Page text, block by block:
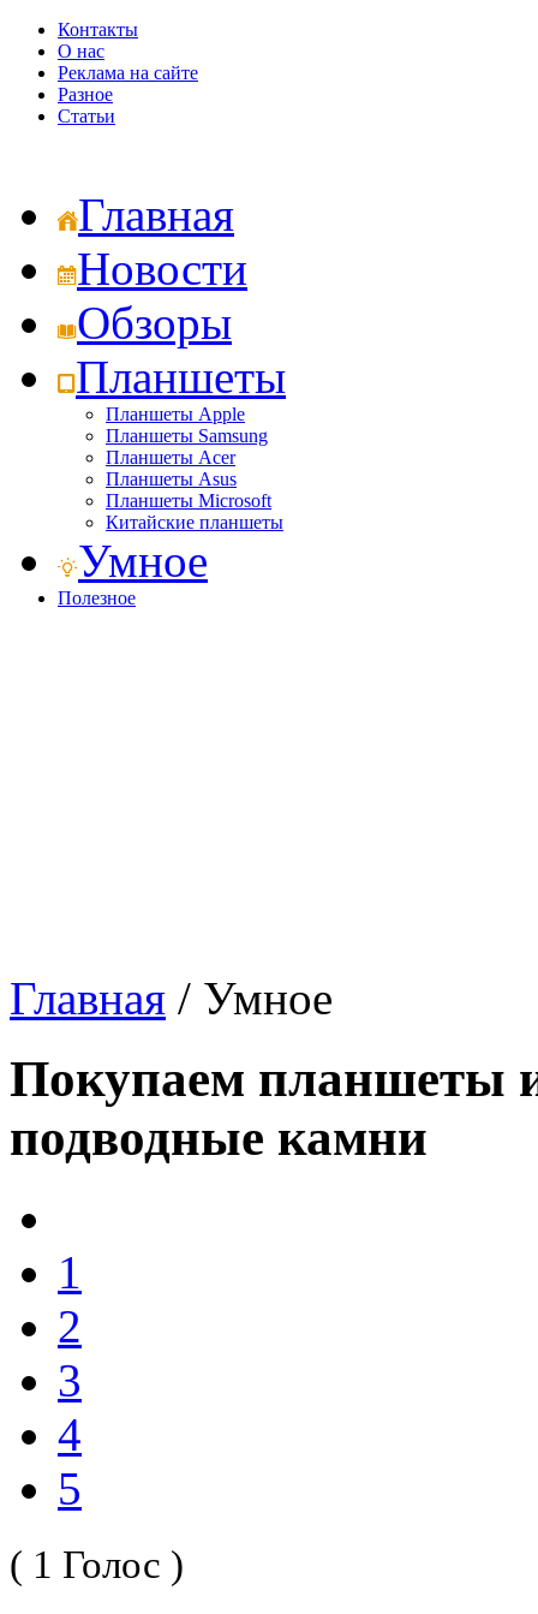
Контакты
О нас
Реклама на сайте
Разное
Статьи
Главная
Новости
Обзоры
Планшеты
Планшеты Apple
Планшеты Samsung
Планшеты Acer
Планшеты Asus
Планшеты Microsoft
Китайские планшеты
Умное
Полезное
Главная / Умное
Покупаем планшеты
подводные камни
1
2
3
4
5
( 1 Голос )